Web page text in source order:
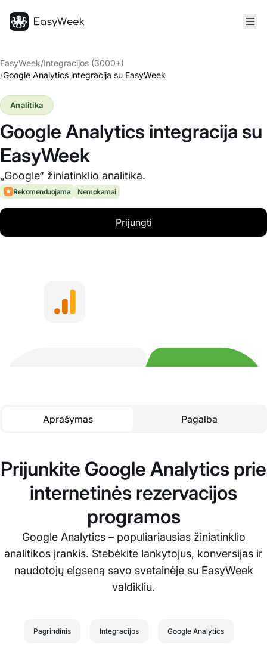
EasyWeek/Integracijos (3000+)
/Google Analytics integracija su EasyWeek
Google Analytics integracija su
EasyWeek
„Google“ žiniatinklio analitika.
Analitika
Rekomenduojama Nemokamai
Prijungti
Aprašymas Pagalba
Prijunkite Google Analytics prie
internetinės rezervacijos
programos
Google Analytics – populiariausias žiniatinklio
analitikos įrankis. Stebėkite lankytojus, konversijas ir
naudotojų elgseną savo svetainėje su EasyWeek
valdikliu.
Pagrindinis Integracijos Google Analytics